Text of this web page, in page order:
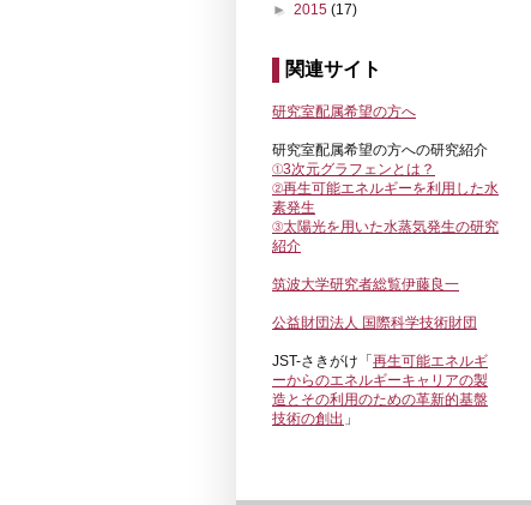
► 2015 (17)
関連サイト
研究室配属希望の方へ
研究室配属希望の方への研究紹介
①3次元グラフェンとは？
②再生可能エネルギーを利用した水
素発生
③太陽光を用いた水蒸気発生の研究
紹介
筑波大学研究者総覧伊藤良一
公益財団法人 国際科学技術財団
JST-さきがけ「 再生可能エネルギ
ーからのエネルギーキャリアの製
造とその利用のための革新的基盤
技術の創出 」